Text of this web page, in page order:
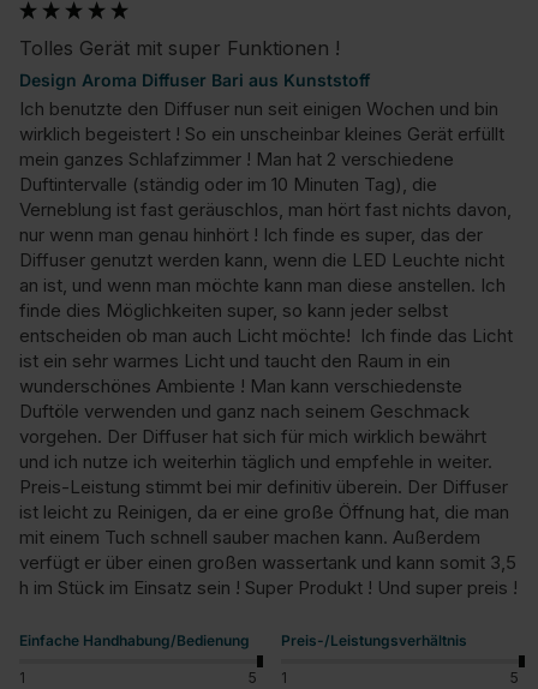
Tolles Gerät mit super Funktionen !
Design Aroma Diffuser Bari aus Kunststoff
Ich benutzte den Diffuser nun seit einigen Wochen und bin
wirklich begeistert ! So ein unscheinbar kleines Gerät erfüllt
mein ganzes Schlafzimmer ! Man hat 2 verschiedene
Duftintervalle (ständig oder im 10 Minuten Tag), die
Verneblung ist fast geräuschlos, man hört fast nichts davon,
nur wenn man genau hinhört ! Ich finde es super, das der
Diffuser genutzt werden kann, wenn die LED Leuchte nicht
an ist, und wenn man möchte kann man diese anstellen. Ich
finde dies Möglichkeiten super, so kann jeder selbst
entscheiden ob man auch Licht möchte!  Ich finde das Licht
ist ein sehr warmes Licht und taucht den Raum in ein
wunderschönes Ambiente ! Man kann verschiedenste
Duftöle verwenden und ganz nach seinem Geschmack
vorgehen. Der Diffuser hat sich für mich wirklich bewährt
und ich nutze ich weiterhin täglich und empfehle in weiter.
Preis-Leistung stimmt bei mir definitiv überein. Der Diffuser
ist leicht zu Reinigen, da er eine große Öffnung hat, die man
mit einem Tuch schnell sauber machen kann. Außerdem
verfügt er über einen großen wassertank und kann somit 3,5
h im Stück im Einsatz sein ! Super Produkt ! Und super preis !
Einfache Handhabung/Bedienung
1 5
Preis-/Leistungsverhältnis
1
5